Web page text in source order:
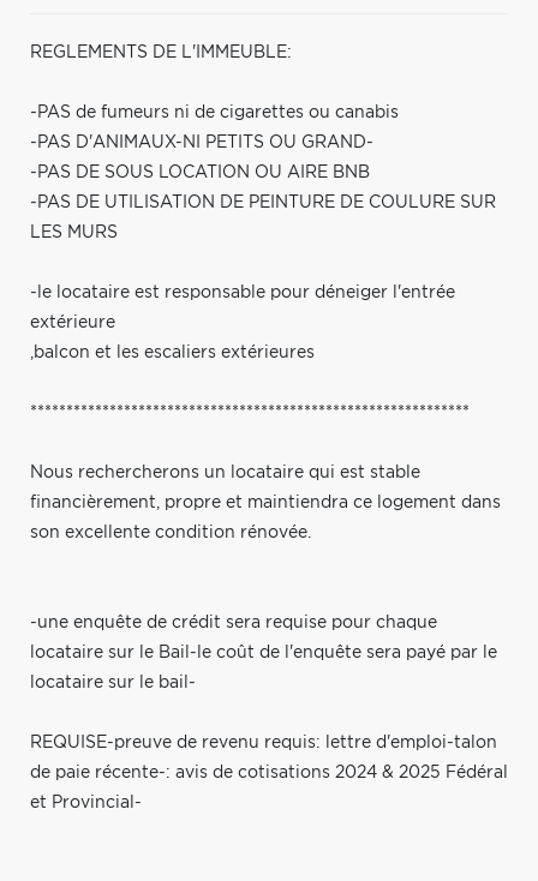
REGLEMENTS DE L'IMMEUBLE:
-PAS de fumeurs ni de cigarettes ou canabis
-PAS D'ANIMAUX-NI PETITS OU GRAND-
-PAS DE SOUS LOCATION OU AIRE BNB
-PAS DE UTILISATION DE PEINTURE DE COULURE SUR
LES MURS
-le locataire est responsable pour déneiger l'entrée
extérieure
,balcon et les escaliers extérieures
*************************************************************
Nous rechercherons un locataire qui est stable
financièrement, propre et maintiendra ce logement dans
son excellente condition rénovée.
-une enquête de crédit sera requise pour chaque
locataire sur le Bail-le coût de l'enquête sera payé par le
locataire sur le bail-
REQUISE-preuve de revenu requis: lettre d'emploi-talon
de paie récente-: avis de cotisations 2024 & 2025 Fédéral
et Provincial-